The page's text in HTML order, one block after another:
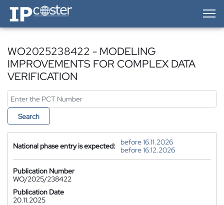
IP-Coster — Home
WO2025238422 - MODELING
IMPROVEMENTS FOR COMPLEX DATA
VERIFICATION
Search
National phase entry is expected:
before 16.11.2026
before 16.12.2026
Publication Number
WO/2025/238422
Publication Date
20.11.2025